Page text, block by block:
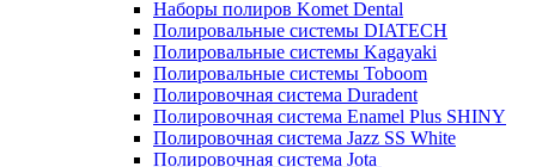
Наборы полиров Komet Dental
Полировальные системы DIATECH
Полировальные системы Kagayaki
Полировальные системы Toboom
Полировочная система Duradent
Полировочная система Enamel Plus SHINY
Полировочная система Jazz SS White
Полировочная система Jota